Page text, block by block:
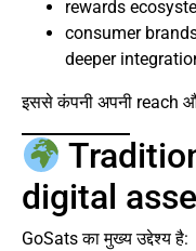
rewards
consumer
deeper
इससे कंपनी अपनी reach
digital
GoSats का मुख्य उद्देश्य है: